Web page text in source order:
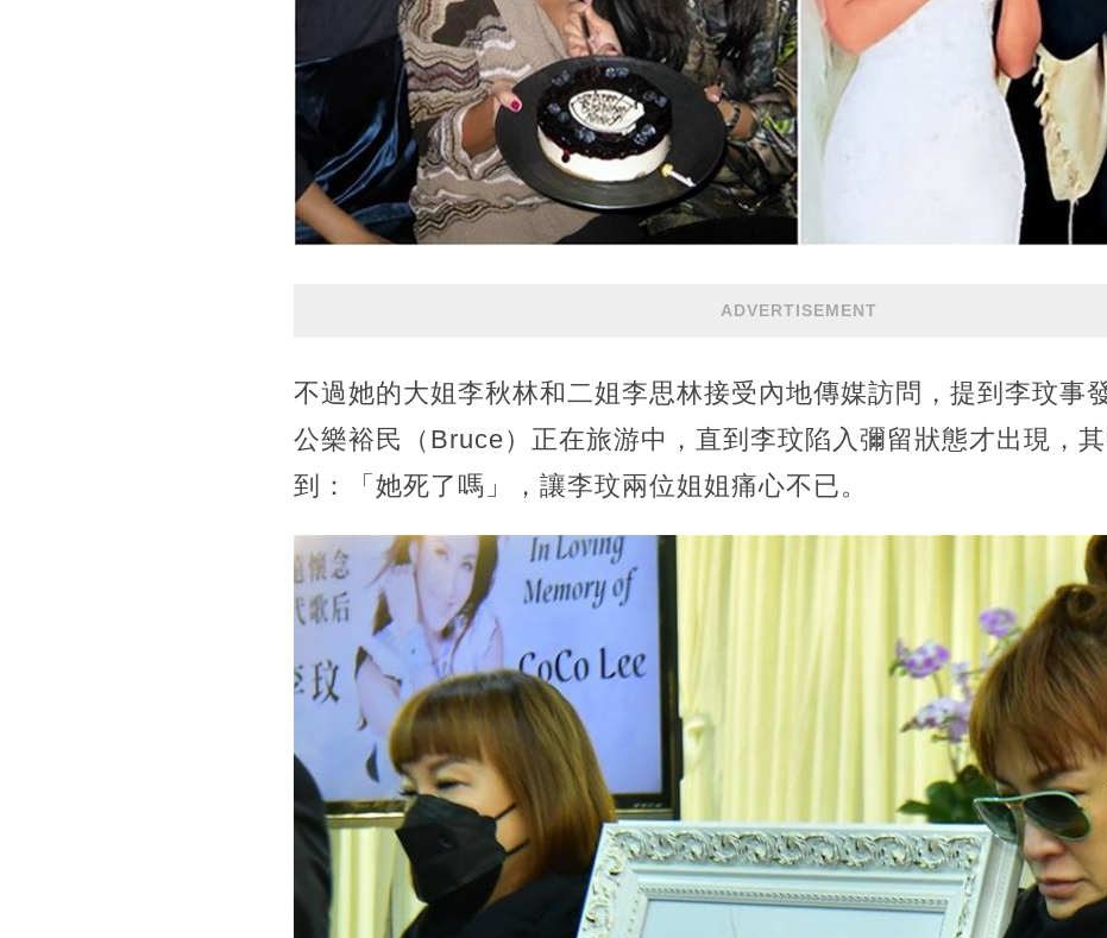
ADVERTISEMENT
不過她的大姐李秋林和二姐李思林接受內地傳媒訪問，提到李玟事
公樂裕民（Bruce）正在旅游中，直到李玟陷入彌留狀態才出現，
到：「她死了嗎」，讓李玟兩位姐姐痛心不已。